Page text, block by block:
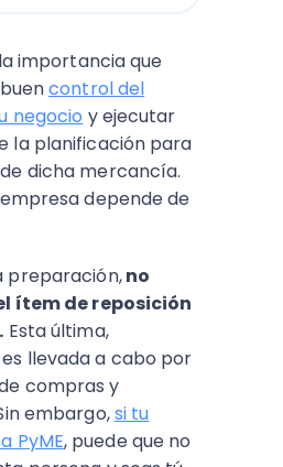
importancia que
control del
negocio y ejecutar
la planificación para
dicha mercancía.
empresa depende de
preparación,no
ítem de reposición
Esta última,
llevada a cabo por
compras y
embargo,si tu
PyME, puede que no